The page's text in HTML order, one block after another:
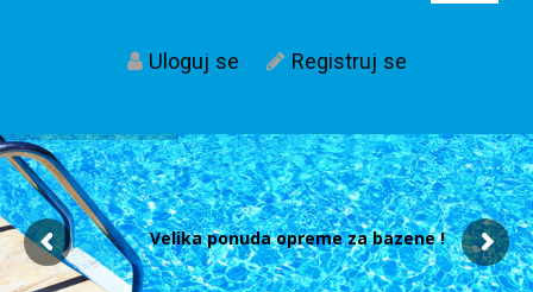
Uloguj se Registruj se
Velika ponuda opreme za bazene !